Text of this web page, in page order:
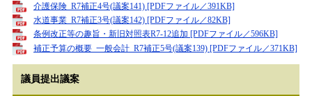
介護保険_R7補正4号(議案141) [PDFファイル／391KB]
水道事業_R7補正3号(議案142) [PDFファイル／82KB]
条例改正等の趣旨・新旧対照表R7-12追加 [PDFファイル／596KB]
補正予算の概要_一般会計_R7補正5号(議案139) [PDFファイル／371KB]
議員提出議案